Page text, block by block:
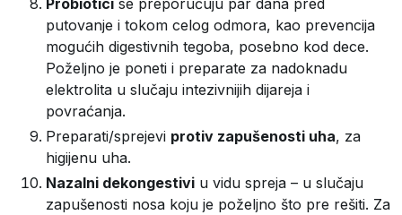
Probiotici se preporučuju par dana pred
putovanje i tokom celog odmora, kao prevencija
mogućih digestivnih tegoba, posebno kod dece.
Poželjno je poneti i preparate za nadoknadu
elektrolita u slučaju intezivnijih dijareja i
povraćanja.
Preparati/sprejevi protiv zapušenosti uha, za
higijenu uha.
Nazalni dekongestivi u vidu spreja – u slučaju
zapušenosti nosa koju je poželjno što pre rešiti. Za